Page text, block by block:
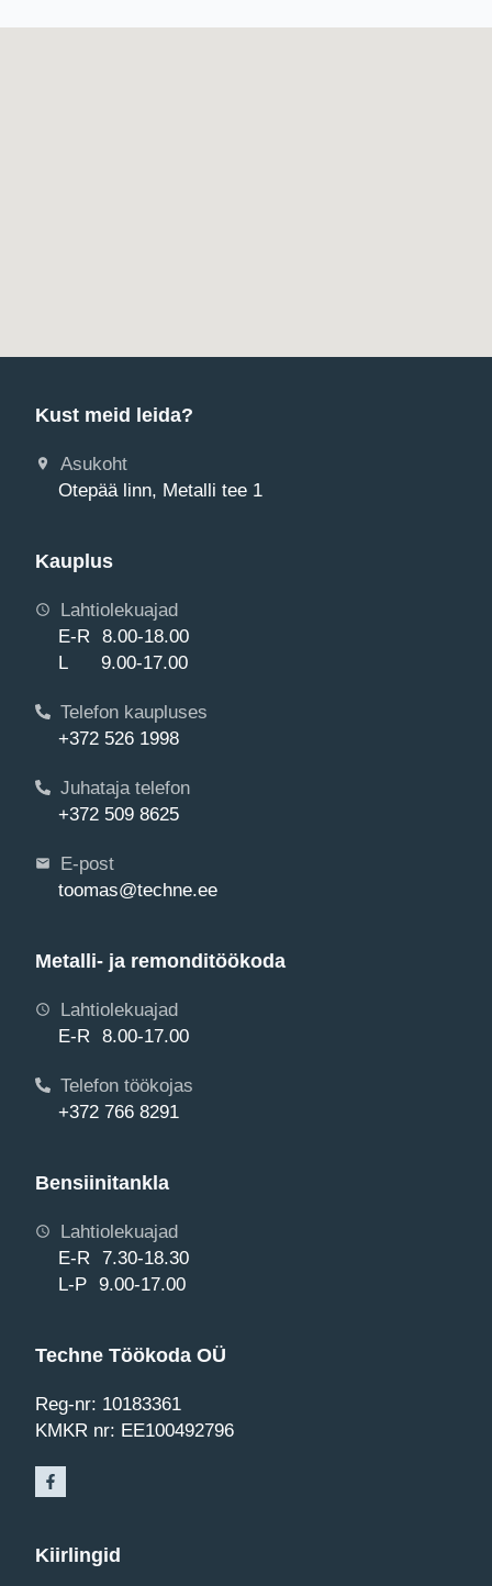
Kust meid leida?
Asukoht
Otepää linn, Metalli tee 1
Kauplus
Lahtiolekuajad
E-R 8.00-18.00
L 9.00-17.00
Telefon kaupluses
+372 526 1998
Juhataja telefon
+372 509 8625
E-post
toomas@techne.ee
Metalli- ja remonditöökoda
Lahtiolekuajad
E-R 8.00-17.00
Telefon töökojas
+372 766 8291
Bensiinitankla
Lahtiolekuajad
E-R 7.30-18.30
L-P 9.00-17.00
Techne Töökoda OÜ
Reg-nr: 10183361
KMKR nr: EE100492796
Kiirlingid